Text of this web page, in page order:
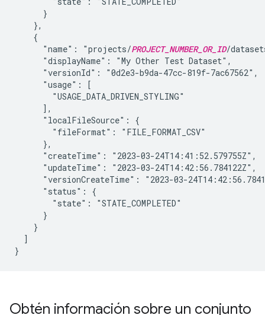
      }
    },
    {
      "name": "projects/
PROJECT_NUMBER_OR_ID/
      "displayName": "My Other Test Dataset",
      "versionId": "0d2e3-b9da-47cc-819f-7ac67562",
      "usage": [
        "USAGE_DATA_DRIVEN_STYLING"
      ],
      "localFileSource": {
        "fileFormat": "FILE_FORMAT_CSV"
      },
      "createTime": "2023-03-24T14:41:52.579755Z",
      "updateTime": "2023-03-24T14:42:56.784122Z",
"versionCreateTime": "2023-03-
      "status": {
        "state": "STATE_COMPLETED"
      }
    }
  ]
Obtén información sobre un conjunto